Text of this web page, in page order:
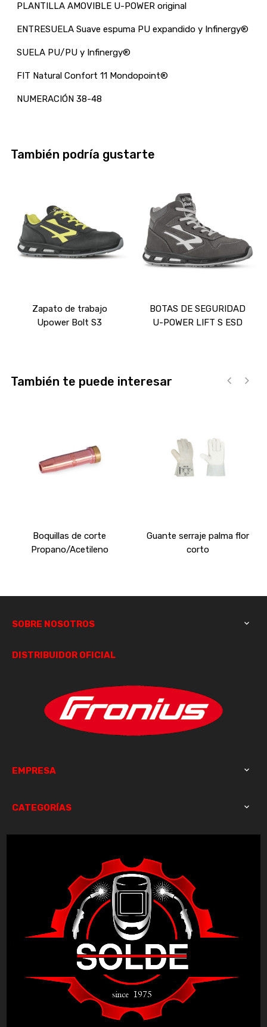
PLANTILLA AMOVIBLE U-POWER original
ENTRESUELA Suave espuma PU expandido y Infinergy®
SUELA PU/PU y Infinergy®
FIT Natural Confort 11 Mondopoint®
NUMERACIÓN 38-48
También podría gustarte
Zapato de trabajo
Upower Bolt S3
BOTAS DE SEGURIDAD
U-POWER LIFT S ESD
También te puede interesar
Boquillas de corte
Propano/Acetileno
Guante serraje palma flor
corto
SOBRE NOSOTROS 
DISTRIBUIDOR OFICIAL
EMPRESA 
CATEGORÍAS 